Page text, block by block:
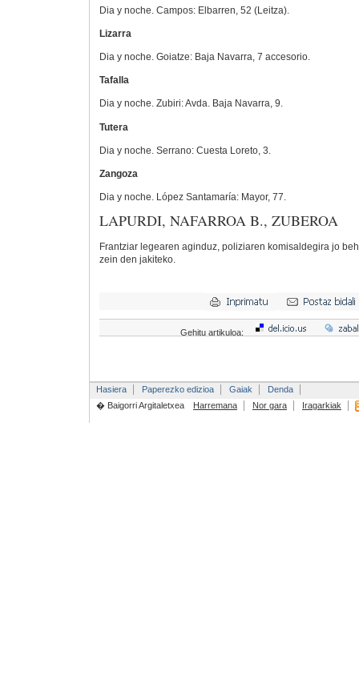
Dia y noche. Campos: Elbarren, 52 (Leitza).
Lizarra
Dia y noche. Goiatze: Baja Navarra, 7 accesorio.
Tafalla
Dia y noche. Zubiri: Avda. Baja Navarra, 9.
Tutera
Dia y noche. Serrano: Cuesta Loreto, 3.
Zangoza
Dia y noche. López Santamaría: Mayor, 77.
LAPURDI, NAFARROA B., ZUBEROA
Frantziar legearen aginduz, poliziaren komisaldegira jo
zein den jakiteko.
Gehitu artikuloa:
Hasiera Paperezko edizioa Gaiak
Denda
� Baigorri Argitaletxea
Harremana Nor gara Iragarkiak